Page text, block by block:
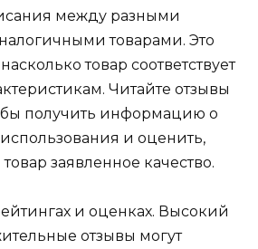
между разными
товарами. Это
товар соответствует
Читайте отзывы
получить информацию о
и оценить,
заявленное качество.
и оценках. Высокий
отзывы могут